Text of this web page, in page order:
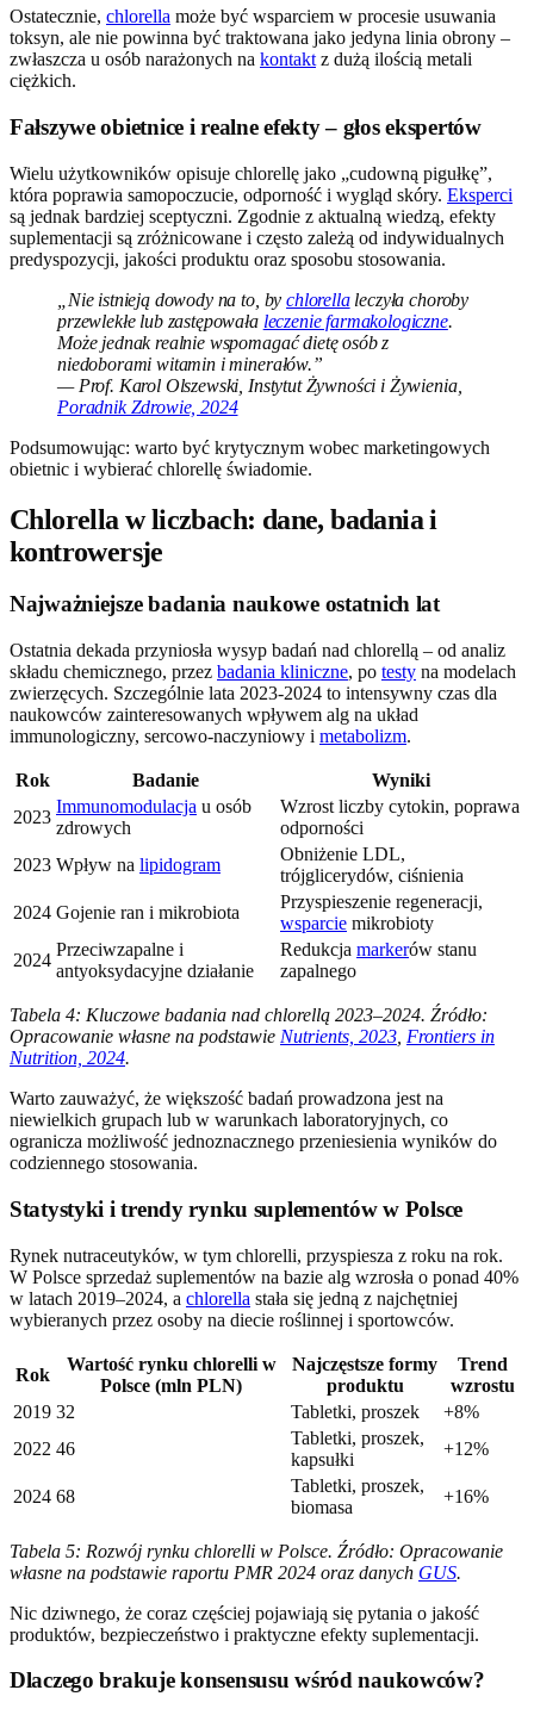
Ostatecznie, chlorella może być wsparciem w procesie usuwania
toksyn, ale nie powinna być traktowana jako jedyna linia obrony –
zwłaszcza u osób narażonych na kontakt z dużą ilością metali
ciężkich.
Fałszywe obietnice i realne efekty – głos ekspertów
Wielu użytkowników opisuje chlorellę jako „cudowną pigułkę”,
która poprawia samopoczucie, odporność i wygląd skóry. Eksperci
są jednak bardziej sceptyczni. Zgodnie z aktualną wiedzą, efekty
suplementacji są zróżnicowane i często zależą od indywidualnych
predyspozycji, jakości produktu oraz sposobu stosowania.
„Nie istnieją dowody na to, bychlorellaleczyła choroby
przewlekłe lub zastępowała leczenie farmakologiczne.
Może jednak realnie wspomagać dietę osób z
niedoborami witamin i minerałów.”
— Prof. Karol Olszewski, Instytut Żywności i Żywienia,
Poradnik Zdrowie, 2024
Podsumowując: warto być krytycznym wobec marketingowych
obietnic i wybierać chlorellę świadomie.
Chlorella w liczbach: dane, badania i
kontrowersje
Najważniejsze badania naukowe ostatnich lat
Ostatnia dekada przyniosła wysyp badań nad chlorellą – od analiz
składu chemicznego, przez badania kliniczne, po testy na modelach
zwierzęcych. Szczególnie lata 2023-2024 to intensywny czas dla
naukowców zainteresowanych wpływem alg na układ
immunologiczny, sercowo-naczyniowy i metabolizm.
Rok Badanie
Wyniki
2023
Immunomodulacja u osób
zdrowych
Wzrost liczby cytokin, poprawa
odporności
2023 Wpływ na lipidogram
Obniżenie LDL,
trójglicerydów, ciśnienia
2024 Gojenie ran i mikrobiota
Przyspieszenie regeneracji,
wsparcie mikrobioty
2024
Przeciwzapalne i
antyoksydacyjne działanie
Redukcja markerów stanu
zapalnego
Tabela 4: Kluczowe badania nad chlorellą 2023–2024. Źródło:
Opracowanie własne na podstawie Nutrients, 2023 Frontiers in
Nutrition, 2024.
Warto zauważyć, że większość badań prowadzona jest na
niewielkich grupach lub w warunkach laboratoryjnych, co
ogranicza możliwość jednoznacznego przeniesienia wyników do
codziennego stosowania.
Statystyki i trendy rynku suplementów w Polsce
Rynek nutraceutyków, w tym chlorelli, przyspiesza z roku na rok.
W Polsce sprzedaż suplementów na bazie alg wzrosła o ponad 40%
w latach 2019–2024, a chlorella stała się jedną z najchętniej
wybieranych przez osoby na diecie roślinnej i sportowców.
Rok
Wartość rynku chlorelli w
Polsce (mln PLN)
Najczęstsze formy
produktu
Trend
wzrostu
2019 32 Tabletki, proszek
+8%
2022 46
Tabletki, proszek,
kapsułki
+12%
2024 68
Tabletki, proszek,
biomasa
+16%
Tabela 5: Rozwój rynku chlorelli w Polsce. Źródło: Opracowanie
własne na podstawie raportu PMR 2024 oraz danych GUS.
Nic dziwnego, że coraz częściej pojawiają się pytania o jakość
produktów, bezpieczeństwo i praktyczne efekty suplementacji.
Dlaczego brakuje konsensusu wśród naukowców?